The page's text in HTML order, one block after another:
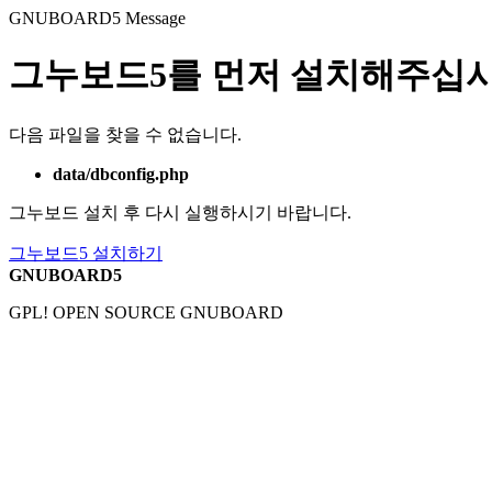
GNUBOARD5 Message
그누보드5를 먼저 설치해주십
다음 파일을 찾을 수 없습니다.
data/dbconfig.php
그누보드 설치 후 다시 실행하시기 바랍니다.
그누보드5 설치하기
GNUBOARD5
GPL! OPEN SOURCE GNUBOARD